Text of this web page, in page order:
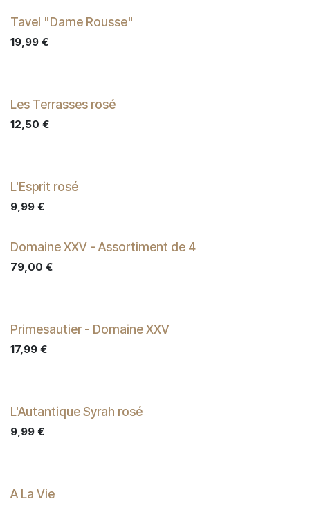
Tavel "Dame Rousse"
19,99 €
Les Terrasses rosé
12,50 €
L'Esprit rosé
9,99 €
Domaine XXV - Assortiment de 4
79,00 €
Primesautier - Domaine XXV
17,99 €
L'Autantique Syrah rosé
9,99 €
EPUISE
A La Vie